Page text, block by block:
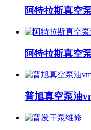
阿特拉斯真空
阿特拉斯真空
普旭真空泵油